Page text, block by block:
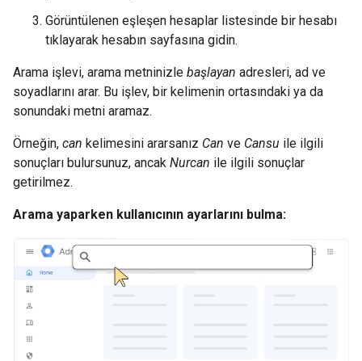
Görüntülenen eşleşen hesaplar listesinde bir hesabı
tıklayarak hesabın sayfasına gidin.
Arama işlevi, arama metninizle başlayan adresleri, ad ve
soyadlarını arar. Bu işlev, bir kelimenin ortasındaki ya da
sonundaki metni aramaz.
Örneğin, can kelimesini ararsanız Can ve Cansu ile ilgili
sonuçları bulursunuz, ancak Nurcan ile ilgili sonuçlar
getirilmez.
Arama yaparken kullanıcının ayarlarını bulma: